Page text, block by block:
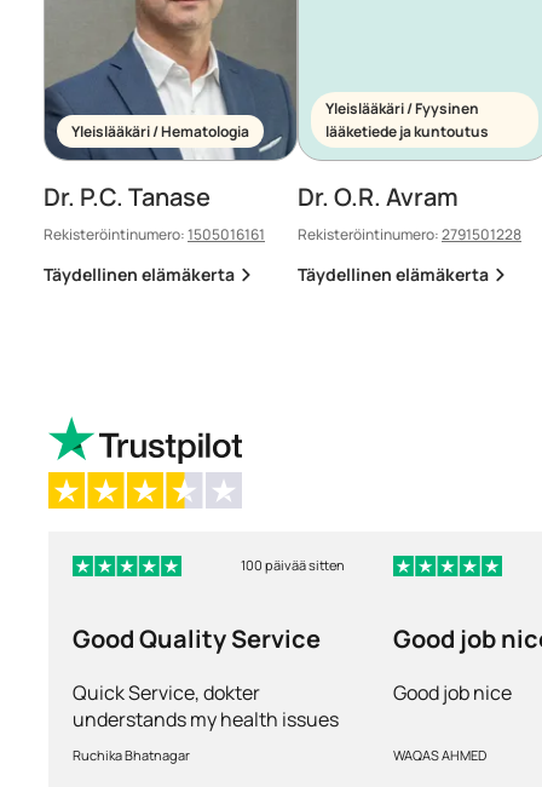
Yleislääkäri / Hematologia
Dr. P.C. Tanase
Rekisteröintinumero:1505016161
Täydellinen elämäkerta
Yleislääkäri / Fyysinen
lääketiede ja kuntoutus
Dr. O.R. Avram
Rekisteröintinumero:2791501228
Täydellinen elämäkerta
100 päivää sitten
Good Quality Service
Quick Service, dokter
understands my health issues
and good diagnosis
Ruchika Bhatnagar
Good job
Good job nice
WAQAS AHMED